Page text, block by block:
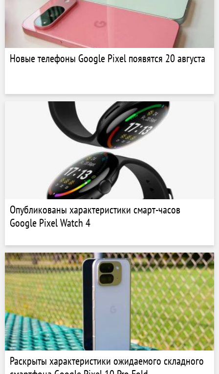
Новые телефоны Google Pixel появятся 20 августа
Опубликованы характеристики смарт-часов
Google Pixel Watch 4
Раскрыты характеристики ожидаемого складного